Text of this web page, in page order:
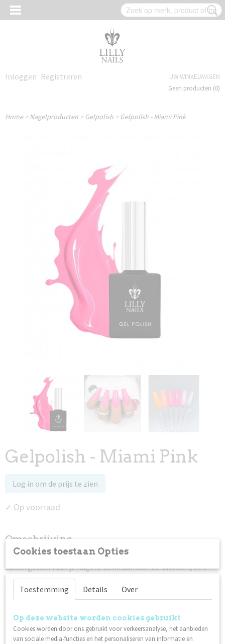
Inloggen Registreren
UW WINKELWAGEN
Geen producten (0)
Home>Nagelproducten > Gelpolish > Gelpolish - Miami Pink
Gelpolish - Miami Pink
Log in om de prijs te zien
✓ Op voorraad
Omschrijving
DeSunset Vibes Onlycollectie brengt het ultieme
zomergevoel naar je nagels. Denk aan warme avonden, een
gouden zonsondergang, beachclub vibes en een endless
summer glow. Deze limited summer collection combineert
opvallende neonkleuren met sprankelende glitters voor sets
De collectie bestaat uit zes unieke shades, ieder met een eigen
zomerse uitstraling.
Cookies toestaan Opties
Toestemming Details Over
Op deze website worden cookies gebruikt
Cookies worden door ons gebruikt voor verkeersanalyse, het aanbieden
van sociale media-functies en het personaliseren van informatie en